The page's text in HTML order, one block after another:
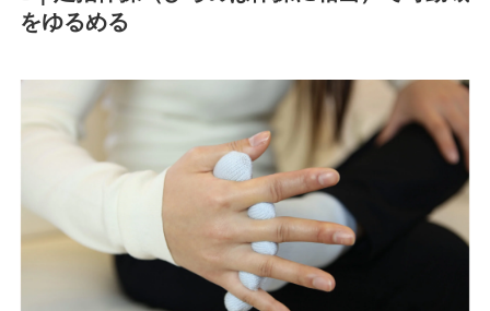
をゆるめる